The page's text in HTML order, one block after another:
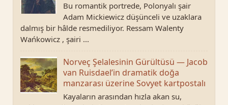
Bu romantik portrede, Polonyalı şair
Adam Mickiewicz düşünceli ve uzaklara
dalmış bir hâlde resmediliyor. Ressam Walenty
Wańkowicz , şairi ...
Norveç Şelalesinin Gürültüsü — Jacob
van Ruisdael’in dramatik doğa
manzarası üzerine Sovyet kartpostalı
Kayaların arasından hızla akan su,